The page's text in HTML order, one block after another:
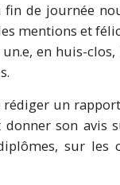
de journée
mentions et
en huis-
un
son
sur les